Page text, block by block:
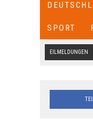
SPORT
EILMELDUNGEN
FRAKTION